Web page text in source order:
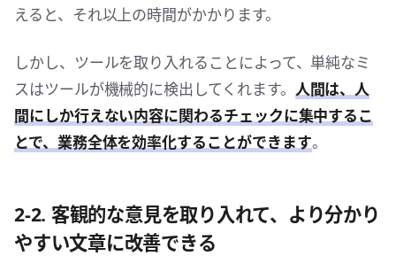
えると、それ以上の時間がかかります。
しかし、ツールを取り入れることによって、単純なミ
スはツールが機械的に検出してくれます。 人間は、人
間にしか行えない内容に関わるチェックに集中するこ
とで、業務全体を効率化することができます。
2-2. 客観的な意見を取り入れて、より分かり
やすい文章に改善できる